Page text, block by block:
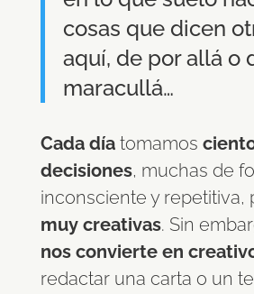
cosas que dicen
aquí, de por allá o
maracullá…
Cada díatomamos
decisiones, muchas de
inconsciente y repetitiva,
muy creativas. Sin
nos convierte en
redactar una carta o un